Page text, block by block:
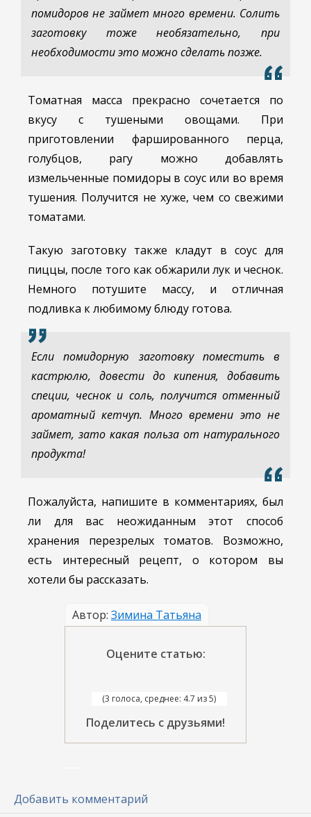
помидоров не займет много времени. Солить
заготовку тоже необязательно, при
необходимости это можно сделать позже.
Томатная масса прекрасно сочетается по
вкусу с тушеными овощами. При
приготовлении фаршированного перца,
голубцов, рагу можно добавлять
измельченные помидоры в соус или во время
тушения. Получится не хуже, чем со свежими
томатами.
Такую заготовку также кладут в соус для
пиццы, после того как обжарили лук и чеснок.
Немного потушите массу, и отличная
подливка к любимому блюду готова.
Если помидорную заготовку поместить в
кастрюлю, довести до кипения, добавить
специи, чеснок и соль, получится отменный
ароматный кетчуп. Много времени это не
займет, зато какая польза от натурального
продукта!
Пожалуйста, напишите в комментариях, был
ли для вас неожиданным этот способ
хранения перезрелых томатов. Возможно,
есть интересный рецепт, о котором вы
хотели бы рассказать.
Автор: Зимина Татьяна
Оцените статью:
(3 голоса, среднее: 4.7 из 5)
Поделитесь с друзьями!
Добавить комментарий